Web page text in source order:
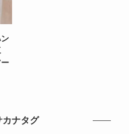
カナタグ